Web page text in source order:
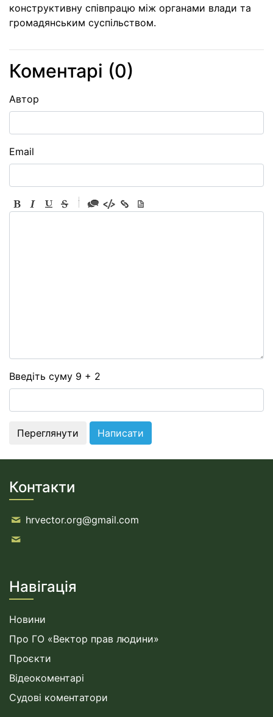
конструктивну співпрацю між органами влади та
громадянським суспільством.
Коментарі (0)
Автор
Email
-
-
Введіть суму 9 + 2
Контакти
hrvector.org@gmail.com
Навігація
Новини
Про ГО «Вектор прав людини»
Проєкти
Відеокоментарі
Судові коментатори